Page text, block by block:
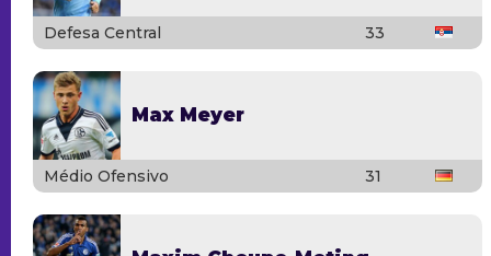
Defesa Central 33
Max Meyer
Médio Ofensivo 31